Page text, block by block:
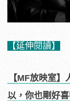
【延伸閱讀】
【MF放映室
以，你也剛好